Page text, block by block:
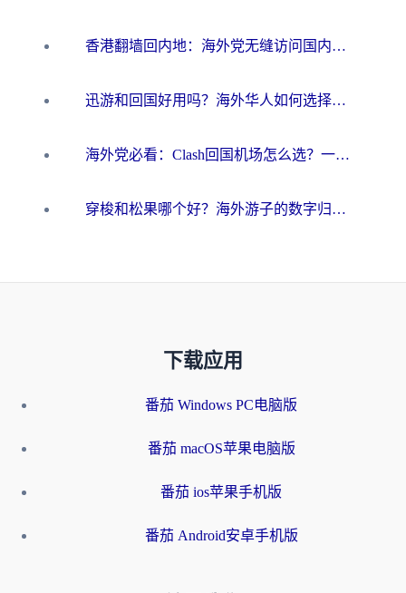
香港翻墙回内地：海外党无缝访问国内资源的加速器选择全攻略
迅游和回国好用吗？海外华人如何选择靠谱的回国加速器
海外党必看：Clash回国机场怎么选？一篇搞定无缝访问国内资源的全攻略
穿梭和松果哪个好？海外游子的数字归乡路，到底该怎么选
下载应用
番茄 Windows PC电脑版
番茄 macOS苹果电脑版
番茄 ios苹果手机版
番茄 Android安卓手机版